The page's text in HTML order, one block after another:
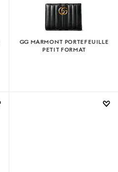
GG MARMONT PORTEFEUILLE
PETIT FORMAT